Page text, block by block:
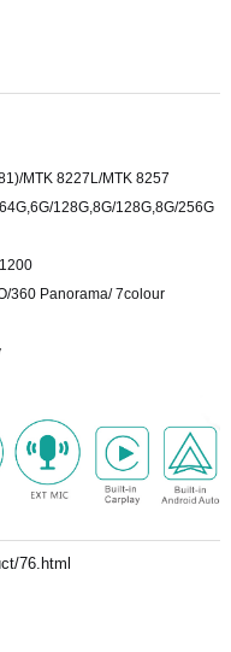
MTK 8227L/MTK 8257
128G,8G/128G,8G/256G
360 Panorama/ 7colour
76.html